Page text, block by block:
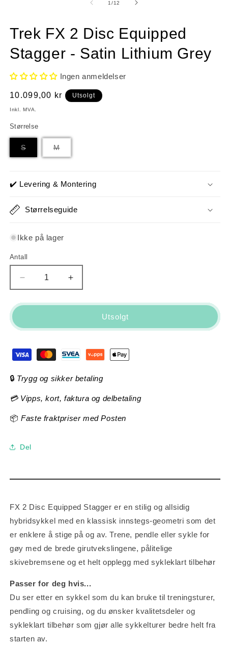
1 /av
12
Trek FX 2 Disc Equipped
Stagger - Satin Lithium Grey
Ingen anmeldelser
Vanlig
pris
10.099,00 kr Utsolgt
Inkl. MVA.
Størrelse
SVarianten
utsolgt
MVarianten
er
utsolgt
✔️ Levering & Montering
Størrelseguide
Ikke på lager
Antall
Antall
antallet
for
Disc
Equipped
-
Lithium
Øk
antallet
for
Equipped
-
Lithium
Utsolgt
🔒 Trygg og sikker betaling
💳 Vipps, kort, faktura og delbetaling
📦Faste fraktpriser med Posten
Del
FX 2 Disc Equipped Stagger er en stilig og allsidig
hybridsykkel med en klassisk innstegs-geometri som det
er enklere å stige på og av. Trene, pendle eller sykle for
gøy med de brede girutvekslingene, pålitelige
skivebremsene og et helt opplegg med sykleklart tilbehør
Passer for deg hvis...
Du ser etter en sykkel som du kan bruke til treningsturer,
pendling og cruising, og du ønsker kvalitetsdeler og
sykleklart tilbehør som gjør alle sykkelturer bedre helt fra
starten av.